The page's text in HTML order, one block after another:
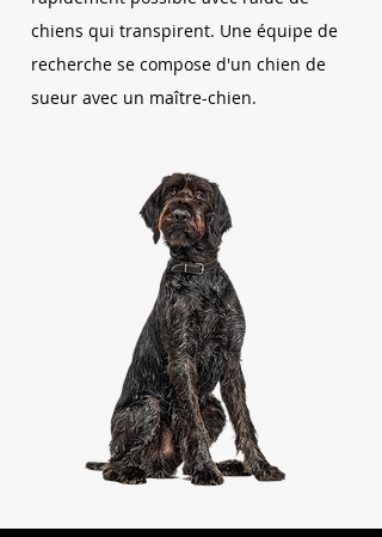
chiens qui transpirent. Une équipe de
recherche se compose d'un chien de
sueur avec un maître-chien.